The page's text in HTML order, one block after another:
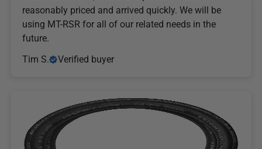
reasonably priced and arrived quickly. We will be
using MT-RSR for all of our related needs in the
future.
Tim S.
Verified buyer